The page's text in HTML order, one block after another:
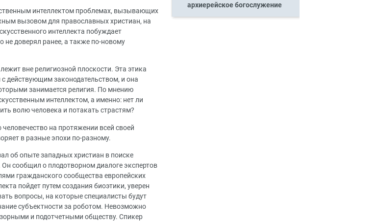
интеллектом проблемах, вызывающих
вызовом для православных христиан, на
интеллекта побуждает
не доверял ранее, а также по-новому
вне религиозной плоскости. Эта этика
действующим законодательством, и она
занимается религия. По мнению
интеллектом, а именно: нет ли
волю человека и потакать страстям?
на протяжении всей своей
в разные эпохи по-разному.
об опыте западных христиан в поиске
сообщил о плодотворном диалоге экспертов
гражданского сообщества европейских
пойдет путем создания биоэтики, уверен
вопросы, на которые специалисты будут
субъектности за роботом. Невозможно
и подотчетными обществу. Спикер
архиерейское богослужение